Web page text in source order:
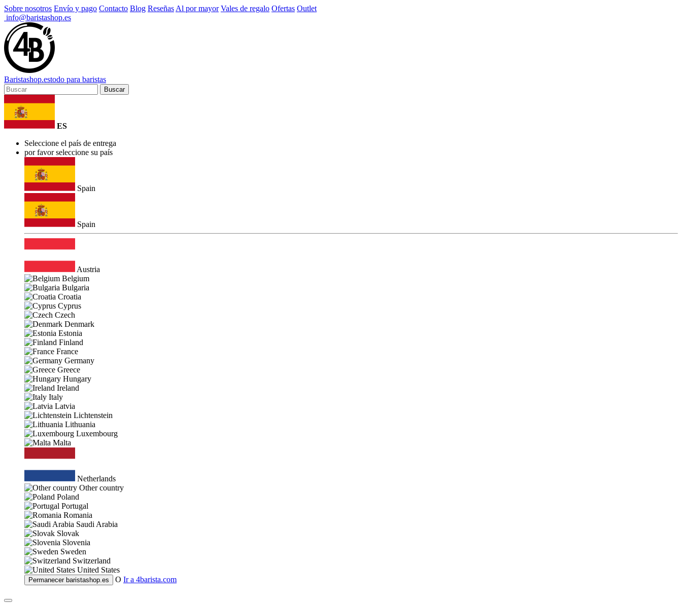
Sobre nosotros Envío y pago Contacto Blog Reseñas Al por mayor Vales de regalo Ofertas Outlet
info@baristashop.es
Baristashop.estodo para baristas
Buscar
ES
Seleccione el país de entrega
por favor seleccione su país
Spain
Spain
Austria
Belgium
Bulgaria
Croatia
Cyprus
Czech
Denmark
Estonia
Finland
France
Germany
Greece
Hungary
Ireland
Italy
Latvia
Lichtenstein
Lithuania
Luxembourg
Malta
Netherlands
Other country
Poland
Portugal
Romania
Saudi Arabia
Slovak
Slovenia
Sweden
Switzerland
United States
Permanecer baristashop.es O Ir a 4barista.com